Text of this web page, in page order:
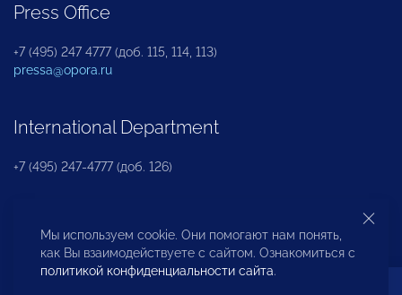
Press Office
+7 (495) 247 4777 (доб. 115, 114, 113)
pressa@opora.ru
International Department
+7 (495) 247-4777 (доб. 126)
Business and Investment Rights Protection
Department
Мы используем cookie. Они помогают нам понять,
как Вы взаимодействуете с сайтом. Ознакомиться с
политикой конфиденциальности сайта.